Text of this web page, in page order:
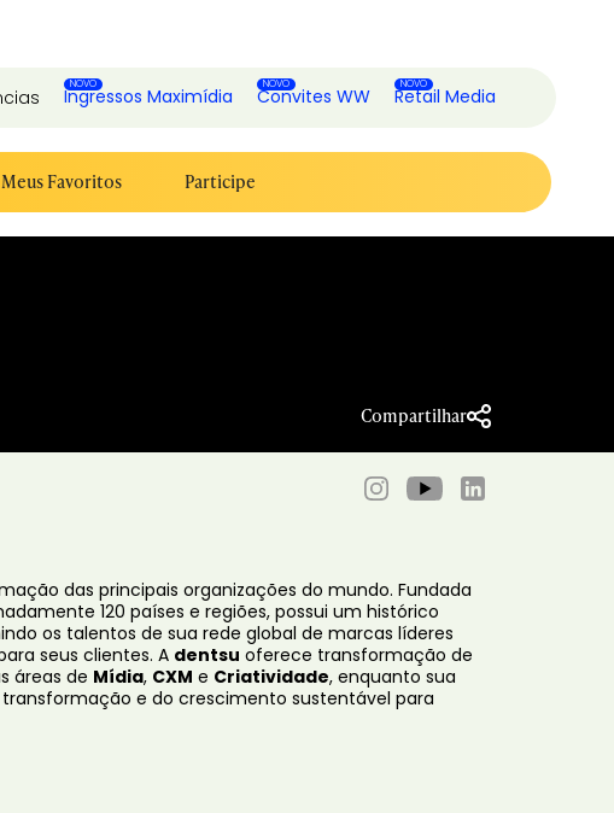
Ingressos Maximídia Convites WW Retail Media
Meus Favoritos Participe
Compartilhar
das principais organizações do mundo. Fundada
120 países e regiões, possui um histórico
os talentos de sua rede global de marcas líderes
seus clientes. A dentsu oferece transformação de
áreas de Mídia, CXM e Criatividade, enquanto sua
e do crescimento sustentável para